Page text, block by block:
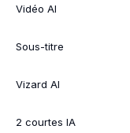
Vidéo AI
Sous-titre
Vizard AI
2 courtes IA